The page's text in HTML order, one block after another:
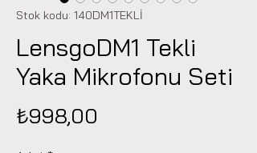
Stok kodu: 140DM1TEKLİ
LensgoDM1 Tekli
Yaka Mikrofonu Seti
₺998,00